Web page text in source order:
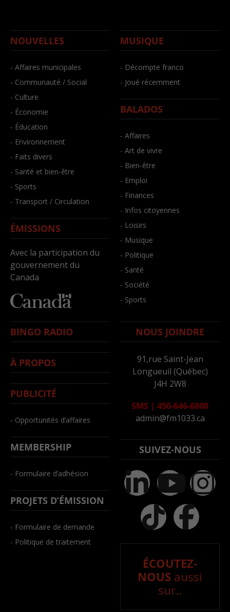
NOUVELLES
- Affaires municipales
- Communauté / Social
- Culture
- Économie
- Éducation
- Environnement
- Faits divers
- Santé et bien-être
- Sports
- Transport / Circulation
ÉMISSIONS
Avec la participation du
gouvernement du
Canada
MUSIQUE
- Décompte franco
- Joué récemment
BALADOS
- Affaires
- Art de vivre
- Bien-être
- Emploi
- Finances
- Infos citoyennes
- Loisirs
- Musique
- Politique
- Santé
- Société
- Sports
BINGO RADIO
À PROPOS
PUBLICITÉ
- Opportunités d’affaires
MEMBERSHIP
- Formulaire d’adhésion
PROJETS D’ÉMISSION
- Formulaire de demande
- Politique de traitement
NOUS JOINDRE
91,rue Saint-Jean
Longueuil (Québec)
J4H 2W8
SMS | 450-646-6800
admin@fm1033.ca
SUIVEZ-NOUS
ÉCOUTEZ-
NOUS aussi
sur..